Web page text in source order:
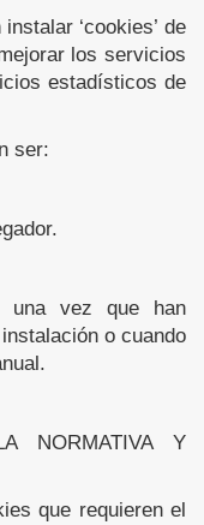
‘cookies’ de
los servicios
estadísticos de
ser:
una vez que han
o cuando
NORMATIVA Y
que requieren el